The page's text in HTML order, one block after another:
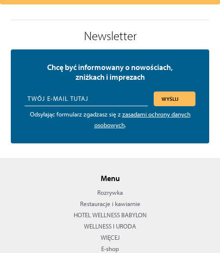
Newsletter
Chcę być informowany o nowościach,
zniżkach i imprezach
WYŚLIJ
Odsyłając formularz zgadzasz się zzasadami ochrony danych
osobowych.
Menu
Rozrywka
Restauracje i kawiarnie
HOTEL WELLNESS BABYLON
WELLNESS I URODA
WIĘCEJ
E-shop